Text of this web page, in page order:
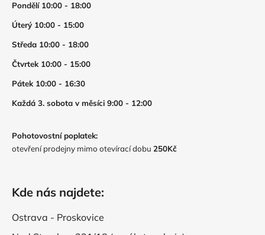
Pondělí 10:00 - 18:00
Úterý 10:00 - 15:00
Středa 10:00 - 18:00
Čtvrtek 10:00 - 15:00
Pátek 10:00 - 16:30
Každá 3. sobota v měsíci 9:00 - 12:00
Pohotovostní poplatek:
otevření prodejny mimo otevírací dobu 250Kč
Kde nás najdete:
Ostrava - Proskovice